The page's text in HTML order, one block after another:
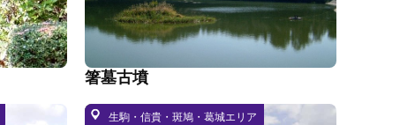
箸墓古墳
生駒・信貴・斑鳩・葛城エリア